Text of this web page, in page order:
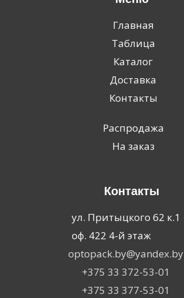
Главная
Таблица
Каталог
Доставка
Контакты
Распродажа
На заказ
Контакты
ул. Притыцкого 62 к.1
оф. 422 4-й этаж
optopack.by@yandex.by
+375 33 372-53-01
+375 33 377-53-01